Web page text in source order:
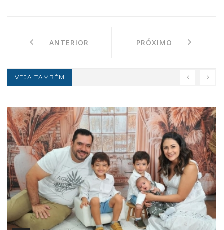
ANTERIOR PRÓXIMO
VEJA TAMBÉM